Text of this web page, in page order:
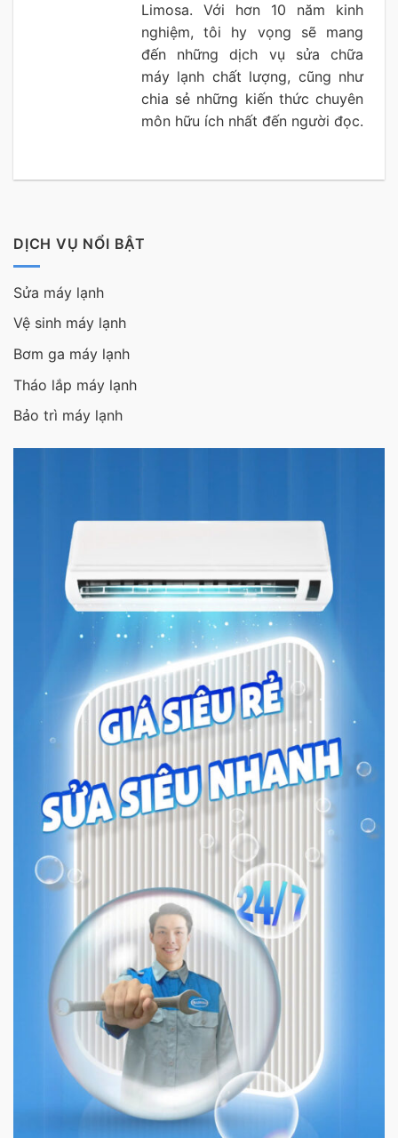
Limosa. Với hơn 10 năm kinh
nghiệm, tôi hy vọng sẽ mang
đến những dịch vụ sửa chữa
máy lạnh chất lượng, cũng như
chia sẻ những kiến thức chuyên
môn hữu ích nhất đến người đọc.
DỊCH VỤ NỔI BẬT
Sửa máy lạnh
Vệ sinh máy lạnh
Bơm ga máy lạnh
Tháo lắp máy lạnh
Bảo trì máy lạnh